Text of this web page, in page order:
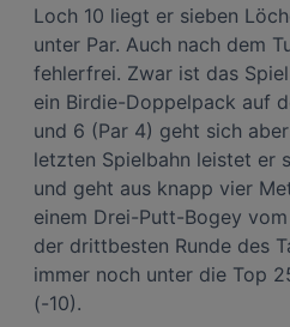
Loch 10 liegt er sieben
unter Par. Auch nach dem
fehlerfrei. Zwar ist das
ein Birdie-Doppelpack auf
und 6 (Par 4) geht sich
letzten Spielbahn leistet er
und geht aus knapp vier
einem Drei-Putt-Bogey
der drittbesten Runde des
immer noch unter die Top
(-10).